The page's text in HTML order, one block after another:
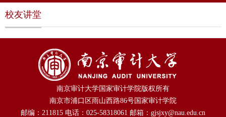
校友讲堂
南京审计大学国家审计学院版权所有
南京市浦口区雨山西路86号国家审计学院
邮编：211815 电话：025-58318061 邮箱：gjsjxy@nau.edu.cn